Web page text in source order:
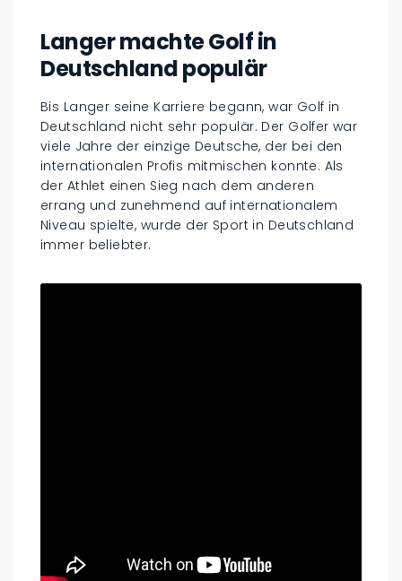
Langer machte Golf in
Deutschland populär
Bis Langer seine Karriere begann, war Golf in
Deutschland nicht sehr populär. Der Golfer war
viele Jahre der einzige Deutsche, der bei den
internationalen Profis mitmischen konnte. Als
der Athlet einen Sieg nach dem anderen
errang und zunehmend auf internationalem
Niveau spielte, wurde der Sport in Deutschland
immer beliebter.